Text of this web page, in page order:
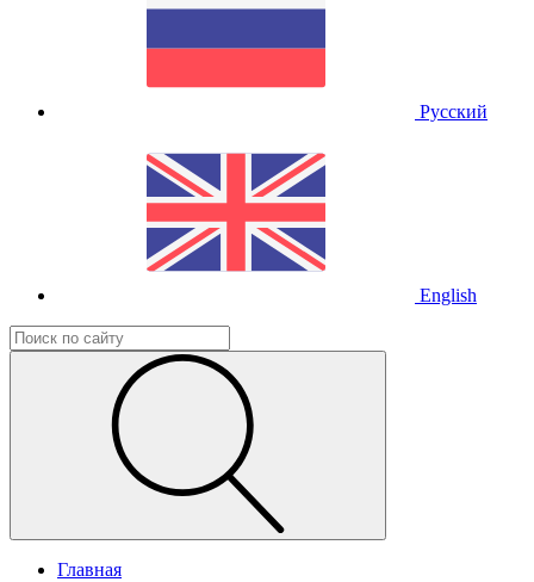
Русский
English
Главная